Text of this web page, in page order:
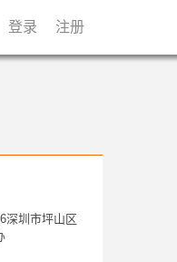
登录 注册
深圳市坪山区